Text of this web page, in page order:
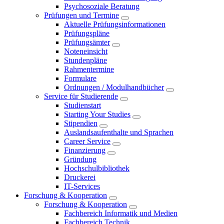
Psychosoziale Beratung
Prüfungen und Termine
Aktuelle Prüfungsinformationen
Prüfungspläne
Prüfungsämter
Noteneinsicht
Stundenpläne
Rahmentermine
Formulare
Ordnungen / Modulhandbücher
Service für Studierende
Studienstart
Starting Your Studies
Stipendien
Auslandsaufenthalte und Sprachen
Career Service
Finanzierung
Gründung
Hochschulbibliothek
Druckerei
IT-Services
Forschung & Kooperation
Forschung & Kooperation
Fachbereich Informatik und Medien
Fachbereich Technik